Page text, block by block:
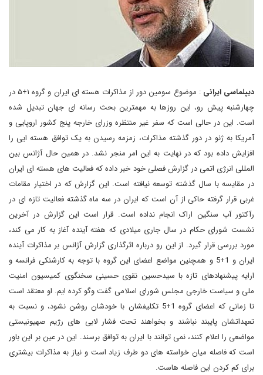
دیپلماسی ایرانی
: موضوع سومین دور از مذاکرات هسته ای ایران و گروه ۱+۵ در
چهارشنبه پیش رو، این روزها به مهمترین بحث رسانه ای جهان تبدیل شده
است. این در حالی است که سفر غیر منتظره وزرای خارجه پنج کشور اروپایی و
آمریکا به ژنو در دور گذشته مذاکرات، زمزمه رسیدن به یک توافق هسته ایی را
افزایش داده بود که در نهایت به این امر منجر نشد. در همین حال آژانس بین
المللی انرژی اتمی در گزارش فصلی خود خبر داده که فعالیت های هسته ای ایران
در مقایسه با سال گذشته توسعه نیافته است. این گزارش که در اختیار مقامات
غربی قرار گرفته حاکی از آن است که ایران در سه ماه گذشته فعالیت تازه ای در
رآکتور آب سنگین اراک انجام نداده است. قرار است این گزارش در آخرین
نشست شورای حکام در سال جاری میلادی که هفته آینده آغاز به کار می کند،
مورد بررسی قرار گیرد. از این رو درباره اثرگذاری گزارش آژانس بر مذاکرات آینده
ایران و 5+1 و همچنین مواضع اعضای این گروه با توجه به کارشنکی فرانسه و
ارایه پیشنهادهای تازه با سیدحسین نقوی حسینی سخنگوی کمیسیون امنیت
ملی و سیاست خارجی مجلس شورای اسلامی گفت وگو کرده ایم. او معتقد است
تا زمانی که اعضای گروه 5+1 تکلیفشان با خودشان روشن نشود، و نسبت به
تعهداتشان پایبند نباشند و بخواهند تحت فشار لابی های رژیم صهیونیستی
مواضعی را اعلام کنند، نمی توانند با ایران به توافق برسند. این در عین بر این باور
است که فاصله میان خواسته های دو طرف زیاد است و نیاز به مذاکرات بیشتری
برای کم کردن این فاصله هاست.